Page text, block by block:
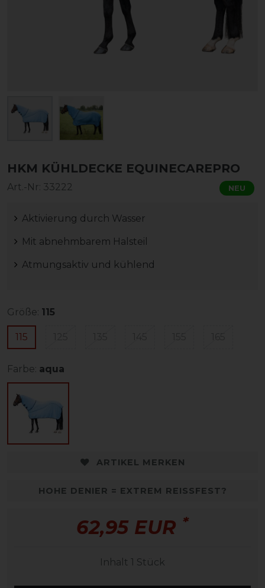
HKM KÜHLDECKE EQUINECAREPRO
Art.-Nr: 33222 NEU
Aktivierung durch Wasser
Mit abnehmbarem Halsteil
Atmungsaktiv und kühlend
Größe: 115
115
Farbe: aqua
ARTIKEL MERKEN
HOHE DENIER = EXTREM REISSFEST?
62,95 EUR *
Inhalt 1 Stück